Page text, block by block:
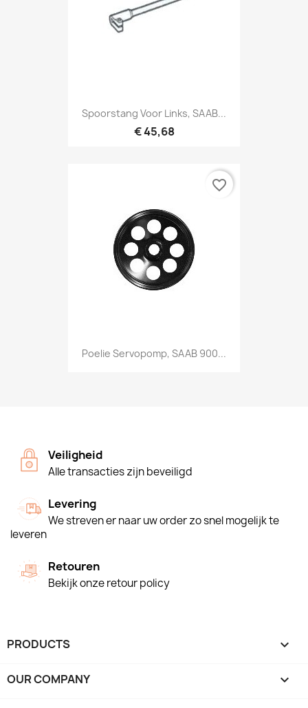
Spoorstang Voor Links, SAAB...
€ 45,68
Poelie Servopomp, SAAB 900...
favorite_border
Veiligheid
Alle transacties zijn beveiligd
Levering
We streven er naar uw order zo snel mogelijk te
leveren
Retouren
Bekijk onze retour policy
PRODUCTS 
OUR COMPANY 